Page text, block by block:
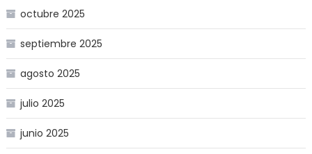
octubre 2025
septiembre 2025
agosto 2025
julio 2025
junio 2025